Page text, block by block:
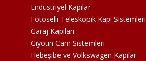
Endüstriyel Kapılar
Fotoselli Teleskopik Kapı Sistemleri
Garaj Kapıları
Giyotin Cam Sistemleri
Hebeşibe ve Volkswagen Kapılar